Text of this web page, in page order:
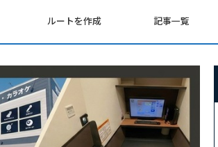
ルートを作成 記事一覧